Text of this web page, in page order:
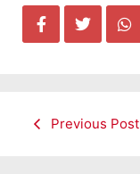
Previous Post